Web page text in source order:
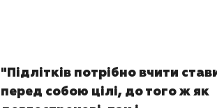
"Підлітків потрібно вчити
перед собою цілі, до того ж як